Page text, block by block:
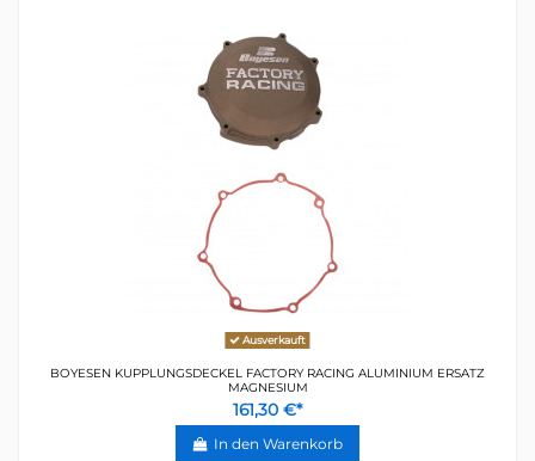
Ausverkauft
BOYESEN KUPPLUNGSDECKEL FACTORY RACING ALUMINIUM ERSATZ
MAGNESIUM
161,30 €*
In den Warenkorb